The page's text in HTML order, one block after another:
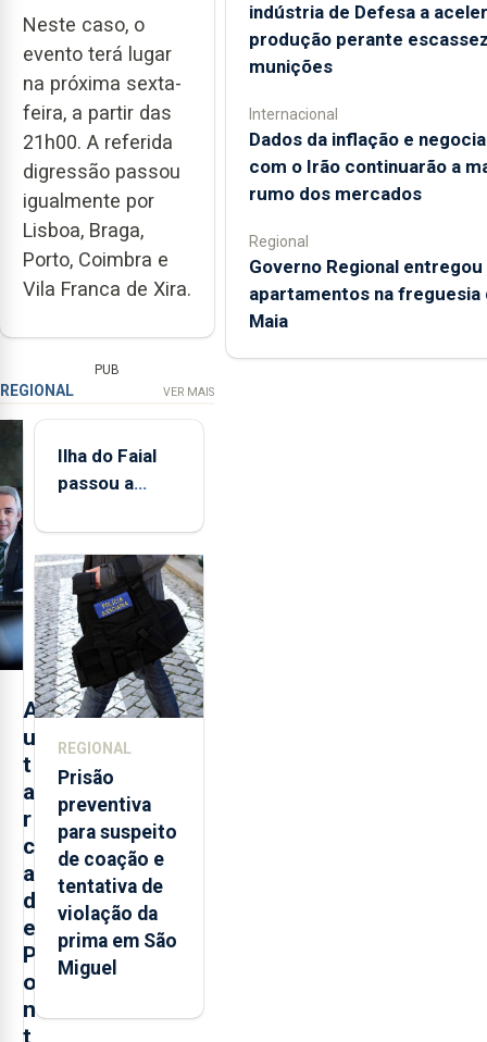
Neste caso, o
evento terá lugar
na próxima sexta-
feira, a partir das
21h00. A referida
digressão passou
igualmente por
Lisboa, Braga,
Porto, Coimbra e
Vila Franca de Xira.
PUB
REGIONAL VER MAIS
A
u
t
a
r
c
a
d
e
P
o
n
t
Ilha do Faial
passou a
de
monitorização
de infrassons
dos Açores
REGIONAL
Prisão
preventiva
para suspeito
de coação e
tentativa de
violação da
prima em São
Miguel
indústria de Defesa a
produção perante
munições
Internacional
Dados da inflação e
com o Irão continuarão a
rumo dos mercados
Regional
Governo Regional entregou
apartamentos na freguesia
Maia